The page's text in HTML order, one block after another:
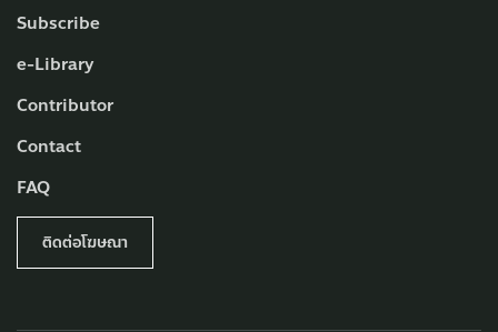
Subscribe
e-Library
Contributor
Contact
FAQ
ติดต่อโฆษณา